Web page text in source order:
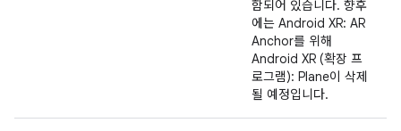
함되어 있습니다. 향후
에는 Android XR: AR
Anchor를 위해
Android XR (확장 프
로그램): Plane이 삭제
될 예정입니다.